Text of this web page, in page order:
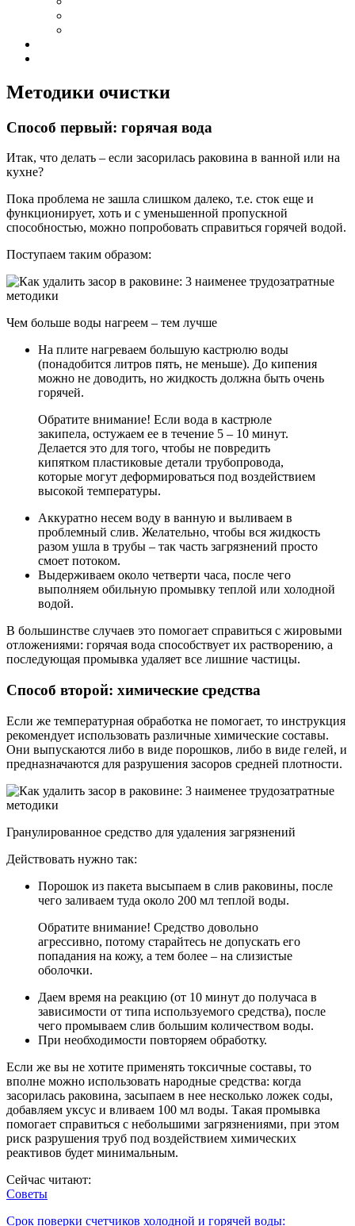
Методики очистки
Способ первый: горячая вода
Итак, что делать – если засорилась раковина в ванной или на
кухне?
Пока проблема не зашла слишком далеко, т.е. сток еще и
функционирует, хоть и с уменьшенной пропускной
способностью, можно попробовать справиться горячей водой.
Поступаем таким образом:
Чем больше воды нагреем – тем лучше
На плите нагреваем большую кастрюлю воды
(понадобится литров пять, не меньше). До кипения
можно не доводить, но жидкость должна быть очень
горячей.
Обратите внимание! Если вода в кастрюле
закипела, остужаем ее в течение 5 – 10 минут.
Делается это для того, чтобы не повредить
кипятком пластиковые детали трубопровода,
которые могут деформироваться под воздействием
высокой температуры.
Аккуратно несем воду в ванную и выливаем в
проблемный слив. Желательно, чтобы вся жидкость
разом ушла в трубы – так часть загрязнений просто
смоет потоком.
Выдерживаем около четверти часа, после чего
выполняем обильную промывку теплой или холодной
водой.
В большинстве случаев это помогает справиться с жировыми
отложениями: горячая вода способствует их растворению, а
последующая промывка удаляет все лишние частицы.
Способ второй: химические средства
Если же температурная обработка не помогает, то инструкция
рекомендует использовать различные химические составы.
Они выпускаются либо в виде порошков, либо в виде гелей, и
предназначаются для разрушения засоров средней плотности.
Гранулированное средство для удаления загрязнений
Действовать нужно так:
Порошок из пакета высыпаем в слив раковины, после
чего заливаем туда около 200 мл теплой воды.
Обратите внимание! Средство довольно
агрессивно, потому старайтесь не допускать его
попадания на кожу, а тем более – на слизистые
оболочки.
Даем время на реакцию (от 10 минут до получаса в
зависимости от типа используемого средства), после
чего промываем слив большим количеством воды.
При необходимости повторяем обработку.
Если же вы не хотите применять токсичные составы, то
вполне можно использовать народные средства: когда
засорилась раковина, засыпаем в нее несколько ложек соды,
добавляем уксус и вливаем 100 мл воды. Такая промывка
помогает справиться с небольшими загрязнениями, при этом
риск разрушения труб под воздействием химических
реактивов будет минимальным.
Сейчас читают:
Советы
Срок поверки счетчиков холодной и горячей воды: